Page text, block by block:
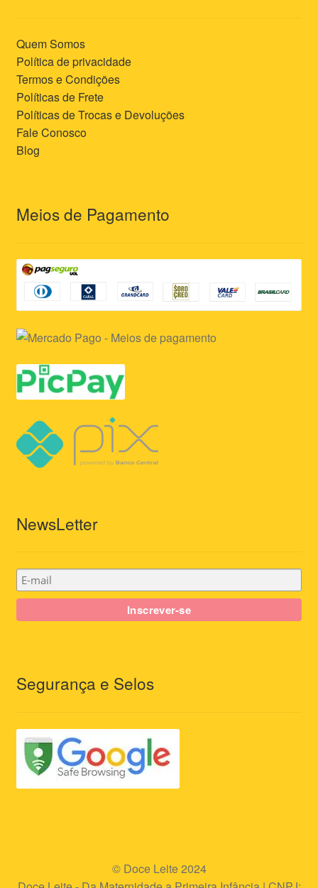
Quem Somos
Política de privacidade
Termos e Condições
Políticas de Frete
Políticas de Trocas e Devoluções
Fale Conosco
Blog
Meios de Pagamento
NewsLetter
Segurança e Selos
© Doce Leite 2024